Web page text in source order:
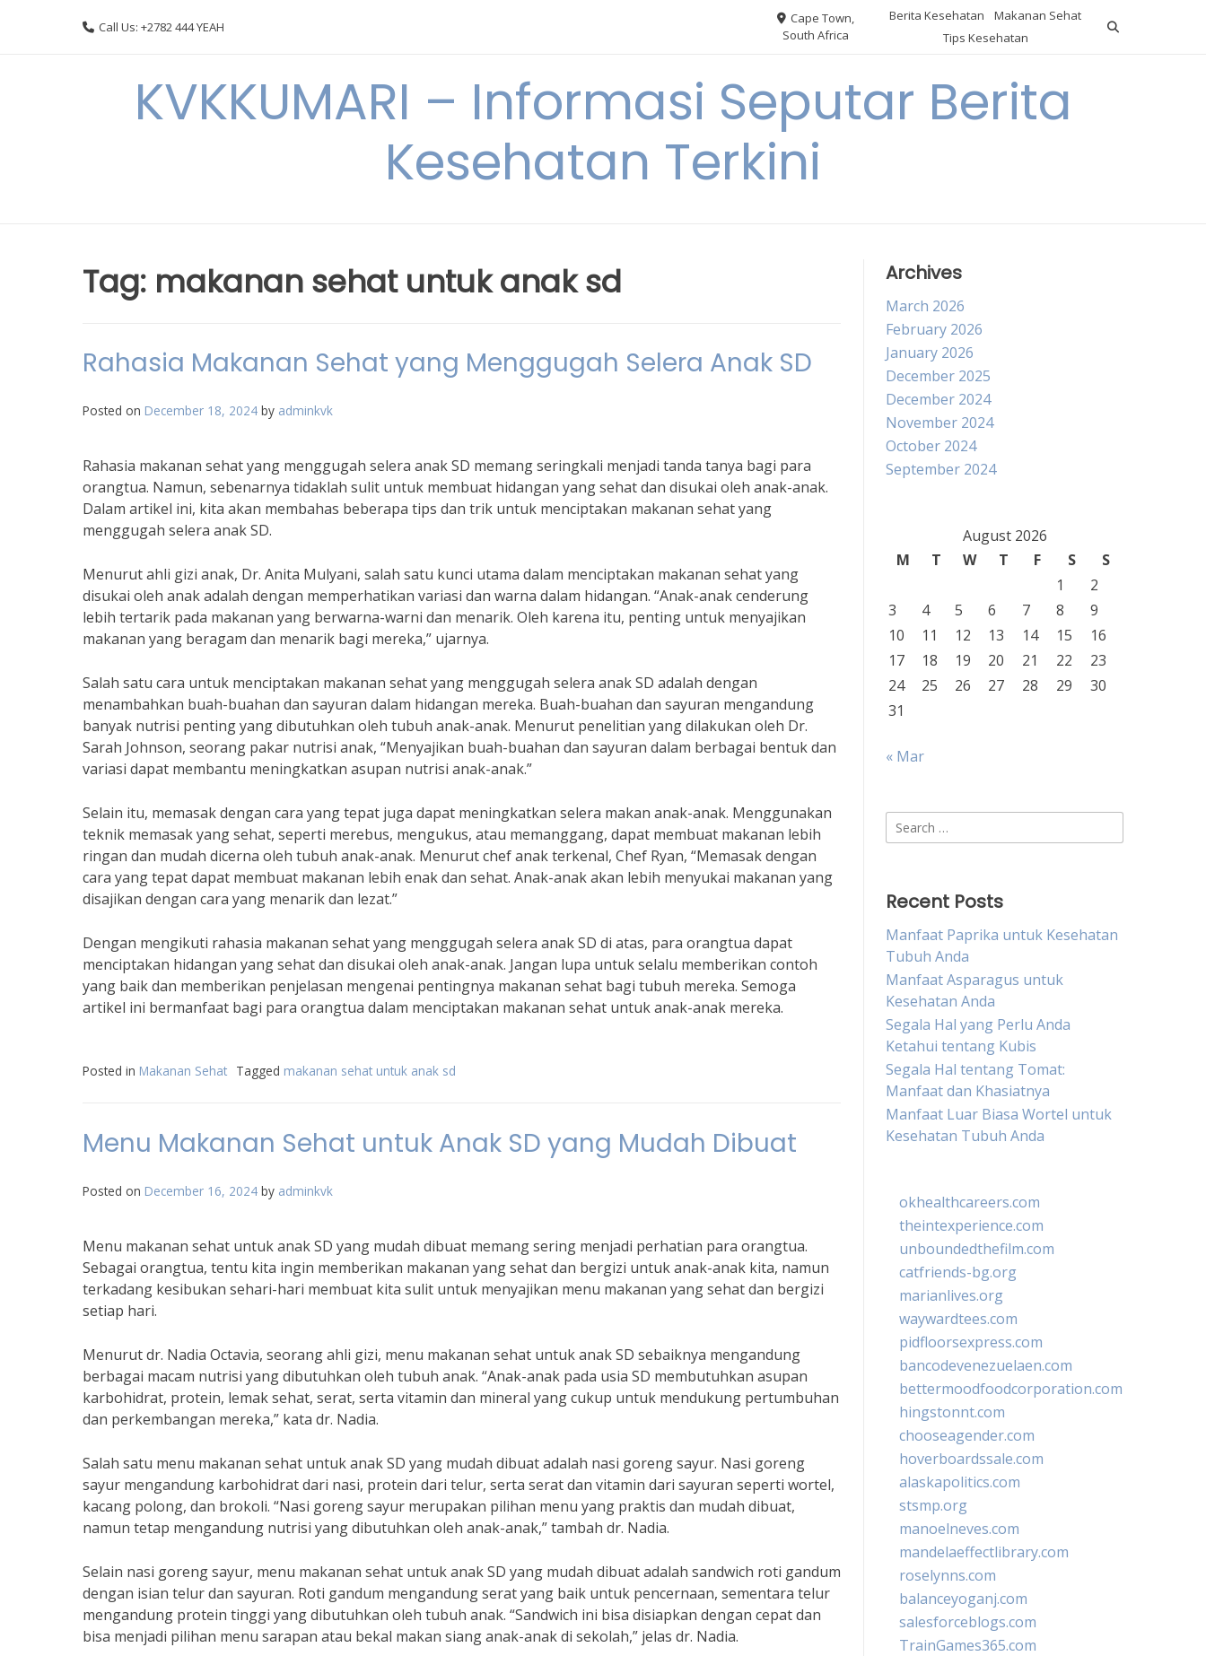
Call Us: +2782 444 YEAH
Cape Town,
South Africa
Berita Kesehatan
Makanan Sehat
Tips Kesehatan
KVKKUMARI – Informasi Seputar Berita
Kesehatan Terkini
Tag: makanan sehat untuk anak sd
Rahasia Makanan Sehat yang Menggugah Selera Anak SD
Posted on December 18, 2024 by adminkvk
Rahasia makanan sehat yang menggugah selera anak SD memang seringkali menjadi tanda tanya bagi para
orangtua. Namun, sebenarnya tidaklah sulit untuk membuat hidangan yang sehat dan disukai oleh anak-anak.
Dalam artikel ini, kita akan membahas beberapa tips dan trik untuk menciptakan makanan sehat yang
menggugah selera anak SD.
Menurut ahli gizi anak, Dr. Anita Mulyani, salah satu kunci utama dalam menciptakan makanan sehat yang
disukai oleh anak adalah dengan memperhatikan variasi dan warna dalam hidangan. “Anak-anak cenderung
lebih tertarik pada makanan yang berwarna-warni dan menarik. Oleh karena itu, penting untuk menyajikan
makanan yang beragam dan menarik bagi mereka,” ujarnya.
Salah satu cara untuk menciptakan makanan sehat yang menggugah selera anak SD adalah dengan
menambahkan buah-buahan dan sayuran dalam hidangan mereka. Buah-buahan dan sayuran mengandung
banyak nutrisi penting yang dibutuhkan oleh tubuh anak-anak. Menurut penelitian yang dilakukan oleh Dr.
Sarah Johnson, seorang pakar nutrisi anak, “Menyajikan buah-buahan dan sayuran dalam berbagai bentuk dan
variasi dapat membantu meningkatkan asupan nutrisi anak-anak.”
Selain itu, memasak dengan cara yang tepat juga dapat meningkatkan selera makan anak-anak. Menggunakan
teknik memasak yang sehat, seperti merebus, mengukus, atau memanggang, dapat membuat makanan lebih
ringan dan mudah dicerna oleh tubuh anak-anak. Menurut chef anak terkenal, Chef Ryan, “Memasak dengan
cara yang tepat dapat membuat makanan lebih enak dan sehat. Anak-anak akan lebih menyukai makanan yang
disajikan dengan cara yang menarik dan lezat.”
Dengan mengikuti rahasia makanan sehat yang menggugah selera anak SD di atas, para orangtua dapat
menciptakan hidangan yang sehat dan disukai oleh anak-anak. Jangan lupa untuk selalu memberikan contoh
yang baik dan memberikan penjelasan mengenai pentingnya makanan sehat bagi tubuh mereka. Semoga
artikel ini bermanfaat bagi para orangtua dalam menciptakan makanan sehat untuk anak-anak mereka.
Posted in Makanan Sehat Tagged makanan sehat untuk anak sd
Menu Makanan Sehat untuk Anak SD yang Mudah Dibuat
Posted on December 16, 2024 by adminkvk
Menu makanan sehat untuk anak SD yang mudah dibuat memang sering menjadi perhatian para orangtua.
Sebagai orangtua, tentu kita ingin memberikan makanan yang sehat dan bergizi untuk anak-anak kita, namun
terkadang kesibukan sehari-hari membuat kita sulit untuk menyajikan menu makanan yang sehat dan bergizi
setiap hari.
Menurut dr. Nadia Octavia, seorang ahli gizi, menu makanan sehat untuk anak SD sebaiknya mengandung
berbagai macam nutrisi yang dibutuhkan oleh tubuh anak. “Anak-anak pada usia SD membutuhkan asupan
karbohidrat, protein, lemak sehat, serat, serta vitamin dan mineral yang cukup untuk mendukung pertumbuhan
dan perkembangan mereka,” kata dr. Nadia.
Salah satu menu makanan sehat untuk anak SD yang mudah dibuat adalah nasi goreng sayur. Nasi goreng
sayur mengandung karbohidrat dari nasi, protein dari telur, serta serat dan vitamin dari sayuran seperti wortel,
kacang polong, dan brokoli. “Nasi goreng sayur merupakan pilihan menu yang praktis dan mudah dibuat,
namun tetap mengandung nutrisi yang dibutuhkan oleh anak-anak,” tambah dr. Nadia.
Selain nasi goreng sayur, menu makanan sehat untuk anak SD yang mudah dibuat adalah sandwich roti gandum
dengan isian telur dan sayuran. Roti gandum mengandung serat yang baik untuk pencernaan, sementara telur
mengandung protein tinggi yang dibutuhkan oleh tubuh anak. “Sandwich ini bisa disiapkan dengan cepat dan
bisa menjadi pilihan menu sarapan atau bekal makan siang anak-anak di sekolah,” jelas dr. Nadia.
Archives
March 2026
February 2026
January 2026
December 2025
December 2024
November 2024
October 2024
September 2024
August 2026
M
T W T F S
S
1
2
3
4 5 6 7 8
9
10
11 12 13 14 15
16
17
18 19 20 21 22
23
24
25 26 27 28 29
30
31
« Mar
Search
for:
Recent Posts
Manfaat Paprika untuk Kesehatan
Tubuh Anda
Manfaat Asparagus untuk
Kesehatan Anda
Segala Hal yang Perlu Anda
Ketahui tentang Kubis
Segala Hal tentang Tomat:
Manfaat dan Khasiatnya
Manfaat Luar Biasa Wortel untuk
Kesehatan Tubuh Anda
okhealthcareers.com
theintexperience.com
unboundedthefilm.com
catfriends-bg.org
marianlives.org
waywardtees.com
pidfloorsexpress.com
bancodevenezuelaen.com
bettermoodfoodcorporation.com
hingstonnt.com
chooseagender.com
hoverboardssale.com
alaskapolitics.com
stsmp.org
manoelneves.com
mandelaeffectlibrary.com
roselynns.com
balanceyoganj.com
salesforceblogs.com
TrainGames365.com